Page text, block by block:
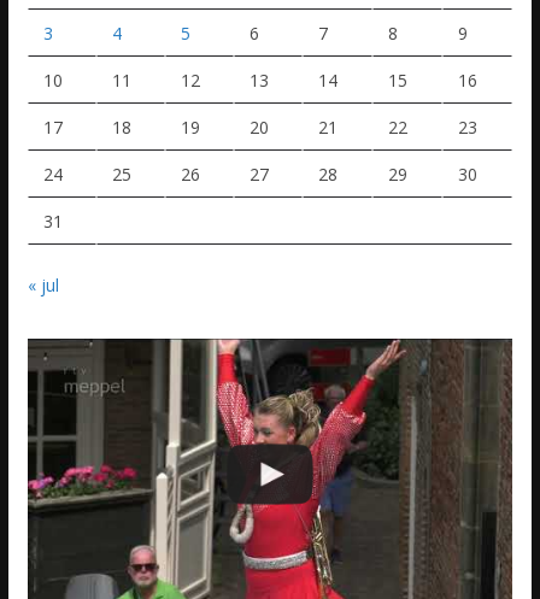
3 4 5 6 7 8 9
10 11 12 13 14 15 16
17 18 19 20 21 22 23
24 25 26 27 28 29 30
31
« jul